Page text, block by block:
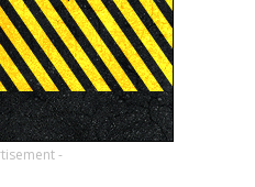
-